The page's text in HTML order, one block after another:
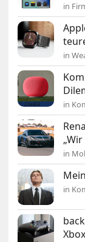
in
in
in
in
in